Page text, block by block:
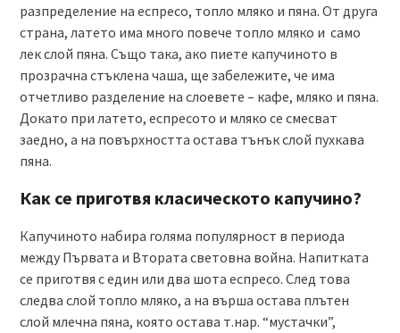
разпределение на еспресо, топло мляко и пяна. От друга
страна, латето има много повече топло мляко и само
лек слой пяна. Също така, ако пиете капучиното в
прозрачна стъклена чаша, ще забележите, че има
отчетливо разделение на слоевете – кафе, мляко и пяна.
Докато при латето, еспресото и мляко се смесват
заедно, а на повърхността остава тънък слой пухкава
пяна.
Как се приготвя класическото капучино?
Капучиното набира голяма популярност в периода
между Първата и Втората световна война. Напитката
се приготвя с един или два шота еспресо. След това
следва слой топло мляко, а на върша остава плътен
слой млечна пяна, която остава т.нар. “мустачки”,